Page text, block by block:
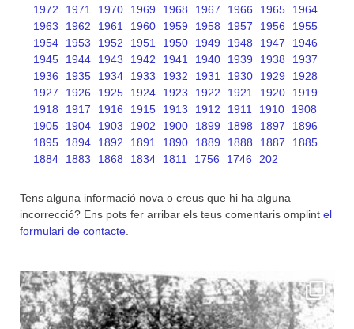
1972
1971 1970 1969 1968 1967 1966 1965
1964
1963
1962 1961 1960 1959 1958 1957 1956
1955
1954
1953 1952 1951 1950 1949 1948 1947
1946
1945
1944 1943 1942 1941 1940 1939 1938
1937
1936
1935 1934 1933 1932 1931 1930 1929
1928
1927
1926 1925 1924 1923 1922 1921 1920
1919
1918
1917 1916 1915 1913 1912 1911 1910
1908
1905
1904 1903 1902 1900 1899 1898 1897
1896
1895
1894 1892 1891 1890 1889 1888 1887
1885
1884
1883 1868 1834 1811 1756 1746 202
Tens alguna informació nova o creus que hi ha alguna
incorrecció? Ens pots fer arribar els teus comentaris omplint el
formulari de contacte